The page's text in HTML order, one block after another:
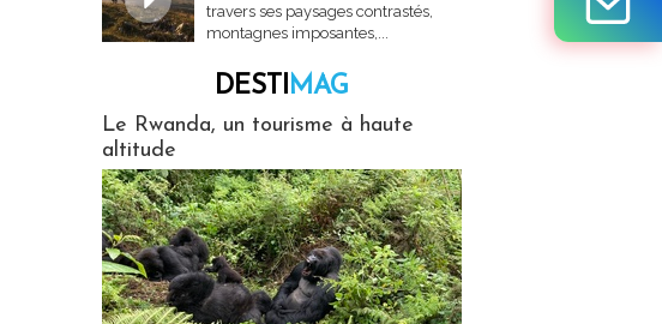
travers ses paysages contrastés,
montagnes imposantes,...
DESTIMAG
Le Rwanda, un tourisme à haute
altitude